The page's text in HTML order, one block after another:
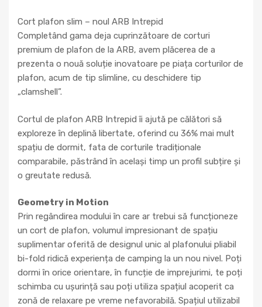
Cort plafon slim – noul ARB Intrepid
Completând gama deja cuprinzătoare de corturi
premium de plafon de la ARB, avem plăcerea de a
prezenta o nouă soluție inovatoare pe piața corturilor de
plafon, acum de tip slimline, cu deschidere tip
„clamshell”.
Cortul de plafon ARB Intrepid îi ajută pe călători să
exploreze în deplină libertate, oferind cu 36% mai mult
spațiu de dormit, fata de corturile tradiționale
comparabile, păstrând în același timp un profil subțire și
o greutate redusă.
Geometry in Motion
Prin regândirea modului în care ar trebui să funcționeze
un cort de plafon, volumul impresionant de spațiu
suplimentar oferită de designul unic al plafonului pliabil
bi-fold ridică experiența de camping la un nou nivel. Poți
dormi în orice orientare, în funcție de imprejurimi, te poți
schimba cu ușurință sau poți utiliza spațiul acoperit ca
zonă de relaxare pe vreme nefavorabilă. Spațiul utilizabil